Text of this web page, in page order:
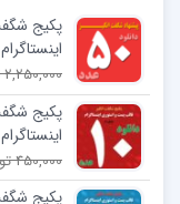
اینستاگرام
2,250,000 تومان
اینستاگرام
450,000 تومان